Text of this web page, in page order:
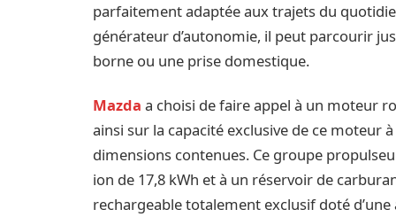
parfaitement adaptée aux trajets du
générateur d’autonomie, il peut parcourir
borne ou une prise domestique.
Mazda a choisi de faire appel à un moteur
ainsi sur la capacité exclusive de ce moteur
dimensions contenues. Ce groupe
ion de 17,8 kWh et à un réservoir de
rechargeable totalement exclusif doté